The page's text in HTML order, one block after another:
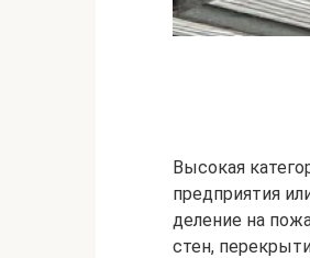
Высокая
предприятия
деление на
стен,